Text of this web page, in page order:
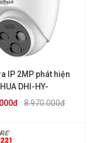
IP 2MP phát hiện
DHI-HY-
8.970.000đ